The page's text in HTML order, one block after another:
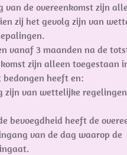
van de overeenkomst zijn
zij het gevolg zijn van
vanaf 3 maanden na de
zijn alleen toegestaan
heeft en:
zijn van wettelijke
bevoegdheid heeft de
van de dag waarop de